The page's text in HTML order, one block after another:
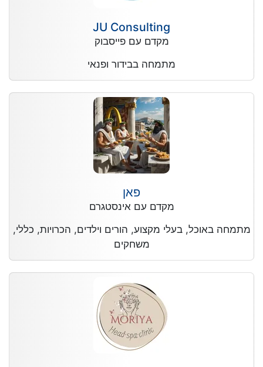
JU Consulting
מקדם עם פייסבוק
מתמחה בבידור ופנאי
פאן
מקדם עם אינסטגרם
מתמחה באוכל, בעלי מקצוע, הורים וילדים, הכרויות, כללי,
משחקים